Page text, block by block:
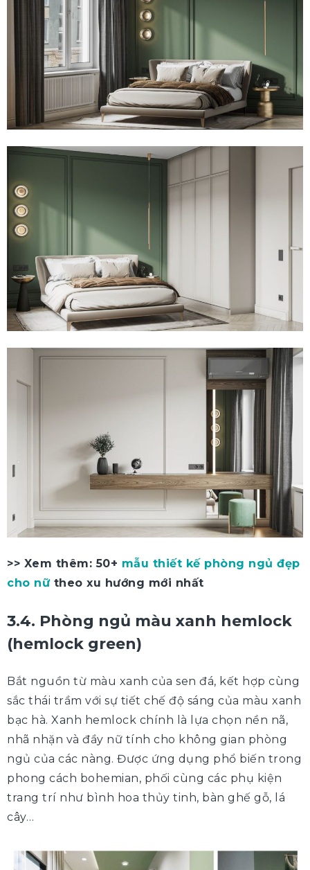
>> Xem thêm: 50+ mẫu thiết kế phòng ngủ đẹp
cho nữtheo xu hướng mới nhất
3.4. Phòng ngủ màu xanh hemlock
(hemlock green)
Bắt nguồn từ màu xanh của sen đá, kết hợp cùng
sắc thái trầm với sự tiết chế độ sáng của màu xanh
bạc hà. Xanh hemlock chính là lựa chọn nền nã,
nhã nhặn và đầy nữ tính cho không gian phòng
ngủ của các nàng. Được ứng dụng phổ biến trong
phong cách bohemian, phối cùng các phụ kiện
trang trí như bình hoa thủy tinh, bàn ghế gỗ, lá
cây…